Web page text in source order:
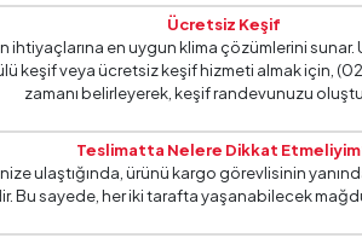
Ücretsiz Keşif
en uygun klima çözümlerini
veya ücretsiz keşif hizmeti almak için,
zamanı belirleyerek, keşif randevunuzu
Teslimatta Nelere Dikkat
ulaştığında, ürünü kargo görevlisinin
Bu sayede, her iki tarafta yaşanabilecek